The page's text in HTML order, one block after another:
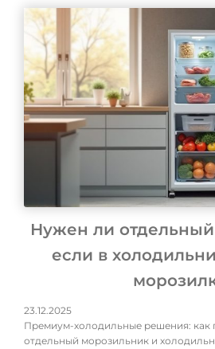
Нужен ли
если в
23.12.2025
Премиум-холодильные решения: как
отдельный морозильник и